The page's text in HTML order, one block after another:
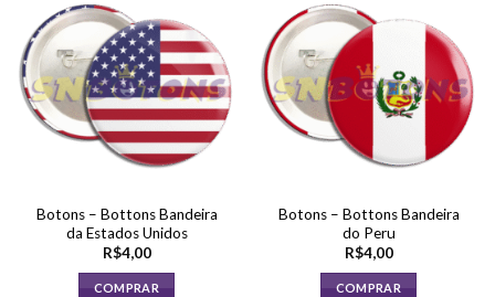
variantes.
As
opções
podem
ser
escolhidas
na
do
produto
Botons – Bottons Bandeira
da Estados Unidos
R$4,00
COMPRAR
Botons – Bottons Bandeira
do Peru
R$4,00
COMPRAR